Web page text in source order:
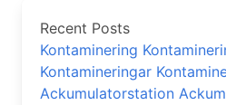
Recent Posts
Kontaminering
Kontamineringar
Ackumulatorstation